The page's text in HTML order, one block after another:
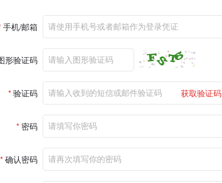
手机/邮箱
形验证码
*验证码 获取验证码
* 密码
*确认密码